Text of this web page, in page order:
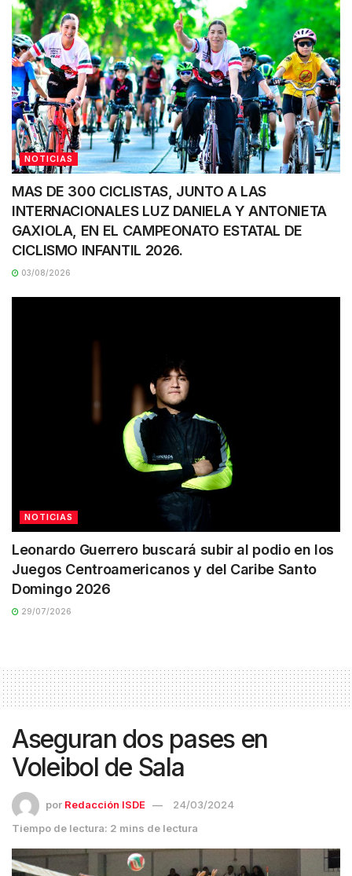
NOTICIAS
MAS DE 300 CICLISTAS, JUNTO A LAS
INTERNACIONALES LUZ DANIELA Y ANTONIETA
GAXIOLA, EN EL CAMPEONATO ESTATAL DE
CICLISMO INFANTIL 2026.
03/08/2026
NOTICIAS
Leonardo Guerrero buscará subir al podio en los
Juegos Centroamericanos y del Caribe Santo
Domingo 2026
29/07/2026
Aseguran dos pases en
Voleibol de Sala
por Redacción ISDE
24/03/2024
Tiempo de lectura: 2 mins de lectura